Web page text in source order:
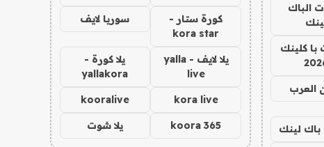
الباك
كلينك
العرب
باك لينك
كورة ستار -
kora star
سوريا لايف
يلا لايف - yalla
live
يلا كورة -
yallakora
kora live
kooralive
koora 365 يلا شوت